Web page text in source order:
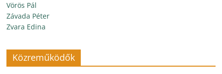
Vörös Pál
Závada Péter
Zvara Edina
Közreműködők